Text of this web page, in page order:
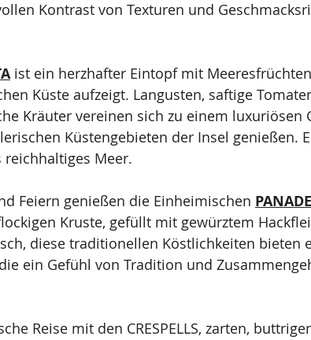
Kontrast von Texturen und
ist ein herzhafter Eintopf mit
Küste aufzeigt. Langusten, saftige
Kräuter vereinen sich zu einem luxuriösen
Küstengebieten der Insel genießen.
Meer.
Feiern genießen die Einheimischen
Kruste, gefüllt mit gewürztem
diese traditionellen Köstlichkeiten bieten
ein Gefühl von Tradition und
Reise mit den CRESPELLS, zarten,